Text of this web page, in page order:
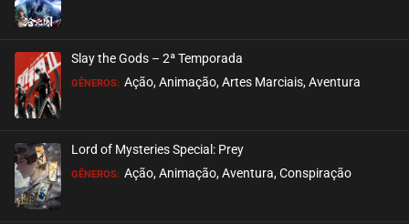
EPISÓDIO 15
EPISÓDIO 14
Slay the Gods – 2ª Temporada
GÊNEROS: Ação, Animação, Artes Marciais, Aventura
Lord of Mysteries Special: Prey
GÊNEROS: Ação, Animação, Aventura, Conspiração